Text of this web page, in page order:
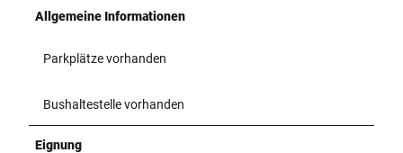
Allgemeine Informationen
Parkplätze vorhanden
Bushaltestelle vorhanden
Eignung